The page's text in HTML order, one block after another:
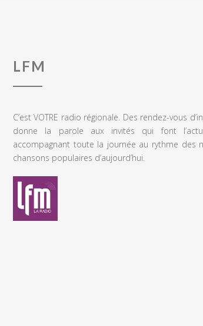
LFM
C’est VOTRE radio régionale. Des rendez-vous
donne la parole aux invités qui font
accompagnant toute la journée au rythme des
chansons populaires d’aujourd’hui.